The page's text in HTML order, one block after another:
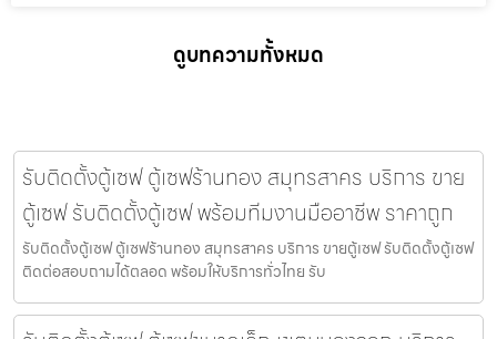
ดูบทความทั้งหมด
รับติดตั้งตู้เซฟ ตู้เซฟร้านทอง สมุทรสาคร บริการ ขาย
ตู้เซฟ รับติดตั้งตู้เซฟ พร้อมทีมงานมืออาชีพ ราคาถูก
รับติดตั้งตู้เซฟ ตู้เซฟร้านทอง สมุทรสาคร บริการ ขายตู้เซฟ รับติดตั้งตู้เซฟ
ติดต่อสอบถามได้ตลอด พร้อมให้บริการทั่วไทย รับ